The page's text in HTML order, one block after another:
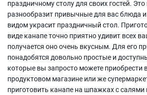
праздничному столу для своих гостей.
разнообразит привычные для вас блюда
видом украсит праздничный стол.
виде канапе точно приятно удивит всех
получается оно очень вкусным. Для его
понадобятся довольно простые и
которые вы запросто можете
продуктовом магазине или же
приготовить канапе на шпажках с салями